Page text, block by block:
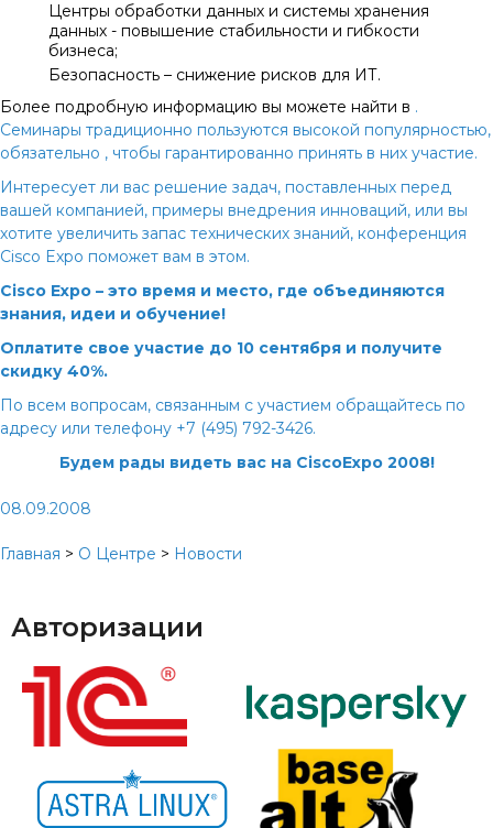
Центры обработки данных и системы хранения
данных - повышение стабильности и гибкости
бизнеса;
Безопасность – снижение рисков для ИТ.
Более подробную информацию вы можете найти в .
Семинары традиционно пользуются высокой популярностью,
обязательно , чтобы гарантированно принять в них участие.
Интересует ли вас решение задач, поставленных перед
вашей компанией, примеры внедрения инноваций, или вы
хотите увеличить запас технических знаний, конференция
Cisco Expo поможет вам в этом.
Cisco Expo – это время и место, где объединяются
знания, идеи и обучение!
Оплатите свое участие до 10 сентября и получите
скидку 40%.
По всем вопросам, связанным с участием обращайтесь по
адресу или телефону +7 (495) 792-3426.
Будем рады видеть вас на CiscoExpo 2008!
08.09.2008
Главная > О Центре > Новости
Авторизации